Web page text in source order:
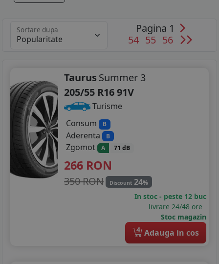
Sortare dupa
Pagina 1
54 55 56
Taurus Summer 3
205/55 R16 91V
Turisme
Consum
B
Aderenta B
Zgomot A 71 dB
266 RON
350 RON Discount 24%
In stoc - peste 12 buc
livrare 24/48 ore
Stoc magazin
4 Adauga in cos